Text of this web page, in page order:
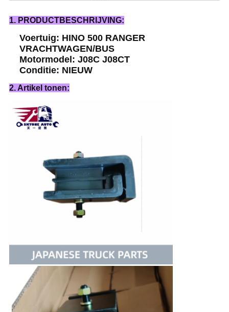
1. PRODUCTBESCHRIJVING:
Voertuig: HINO 500 RANGER
VRACHTWAGEN/BUS
Motormodel: J08C J08CT
Conditie: NIEUW
2. Artikel tonen: